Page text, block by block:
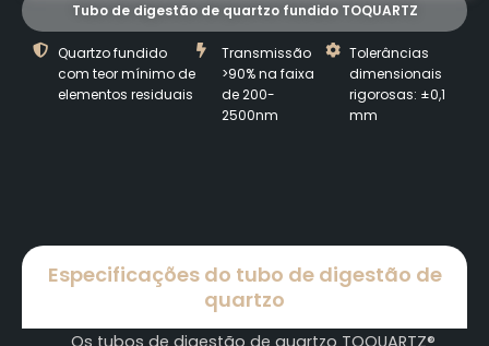
Tubo de digestão de quartzo fundido TOQUARTZ
Quartzo fundido
com teor mínimo de
elementos residuais
Transmissão
>90% na faixa
de 200-
2500nm
Tolerâncias
dimensionais
rigorosas: ±0,1
mm
Especificações do tubo de digestão de
quartzo